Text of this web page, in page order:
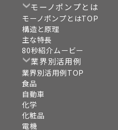
モーノポンプとは
モーノポンプとはTOP
構造と原理
主な特長
80秒紹介ムービー
業界別活用例
業界別活用例TOP
食品
自動車
化学
化粧品
電機